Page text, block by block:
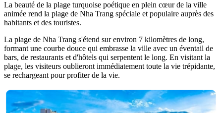
La beauté de la plage turquoise poétique en plein cœur de la ville
animée rend la plage de Nha Trang spéciale et populaire auprès des
habitants et des touristes.
La plage de Nha Trang s'étend sur environ 7 kilomètres de long,
formant une courbe douce qui embrasse la ville avec un éventail de
bars, de restaurants et d'hôtels qui serpentent le long. En visitant la
plage, les visiteurs oublieront immédiatement toute la vie trépidante,
se rechargeant pour profiter de la vie.